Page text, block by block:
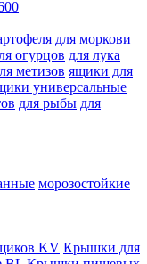
для моркови
огурцов для лука
метизов ящики для
универсальные
для рыбы для
морозостойкие
KV Крышки для